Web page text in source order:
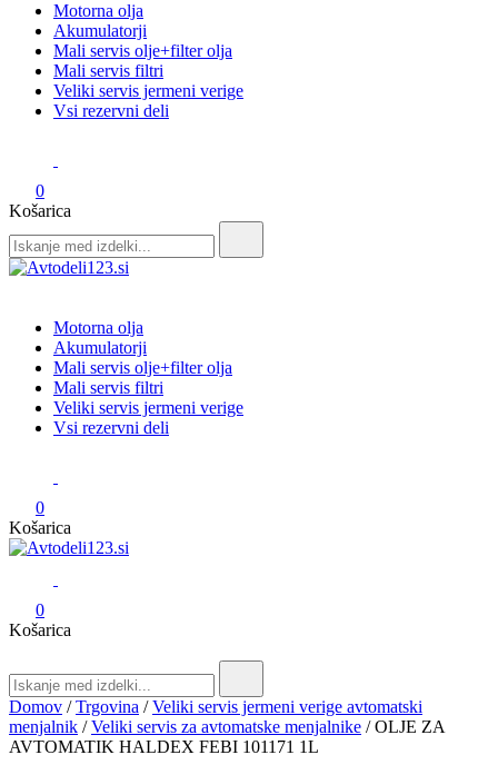
Avtodeli123.si
Prodaja rezervnih avtodelov
Motorna olja
Akumulatorji
Mali servis olje+filter olja
Mali servis filtri
Veliki servis jermeni verige
Vsi rezervni deli
0
Košarica
for:
Motorna olja
Akumulatorji
Mali servis olje+filter olja
Mali servis filtri
Veliki servis jermeni verige
Vsi rezervni deli
0
Košarica
Avtodeli123.si
Prodaja rezervnih avtodelov
0
Košarica
for:
Domov /Trgovina /Veliki servis jermeni verige avtomatski
menjalnik /Veliki servis za avtomatske menjalnike / OLJE ZA
AVTOMATIK HALDEX FEBI 101171 1L